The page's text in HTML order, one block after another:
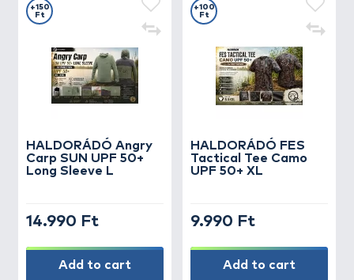
HALDORÁDÓ Angry
Carp SUN UPF 50+
Long Sleeve L
+150
Ft
14.990 Ft
Add to cart
HALDORÁDÓ FES
Tactical Tee Camo
UPF 50+ XL
+100
Ft
9.990 Ft
Add to cart